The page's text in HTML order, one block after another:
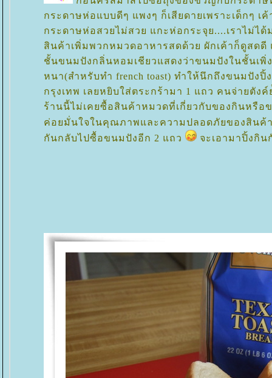
กระดาษห่อแบบดีๆ แพงๆ ก็เสียดายเพราะเด็กๆ
กระดาษห่อสวยไม่สวย แกะห่อกระจุย....เราไม่ไ
สินค้าเพิ่มพวกหมวดอาหารสดด้วย ผักเค้าก็ดูสดดี
ชั้นขนมปังกลิ่นหอมเชียวแสดงว่าขนมปังในชั้นเ
หนา(สำหรับทำ french toast) ทำให้นึกถึงขนมปัง
กรุงเทพ เลยหยิบใส่ตระกร้ามา 1 แถว คนจ่ายตัง
ร้านนี้ไม่เคยซื้อสินค้าหมวดที่เกี่ยวกับของกินหรือ
ค่อยมั่นใจในคุณภาพและความปลอดภัยของสินค้
กันกลับไปซื้อขนมปังอีก 2 แถว
จะเอามาปิ้งกิน